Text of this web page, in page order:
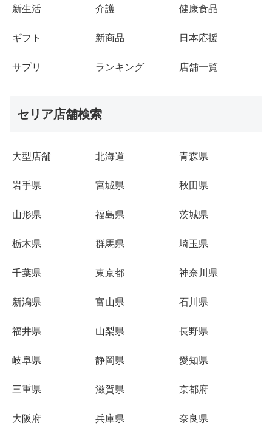
新生活 介護 健康食品
ギフト 新商品 日本応援
サプリ ランキング 店舗一覧
セリア店舗検索
大型店舗 北海道 青森県
岩手県 宮城県 秋田県
山形県 福島県 茨城県
栃木県 群馬県 埼玉県
千葉県 東京都 神奈川県
新潟県 富山県 石川県
福井県 山梨県 長野県
岐阜県 静岡県 愛知県
三重県 滋賀県 京都府
大阪府 兵庫県 奈良県